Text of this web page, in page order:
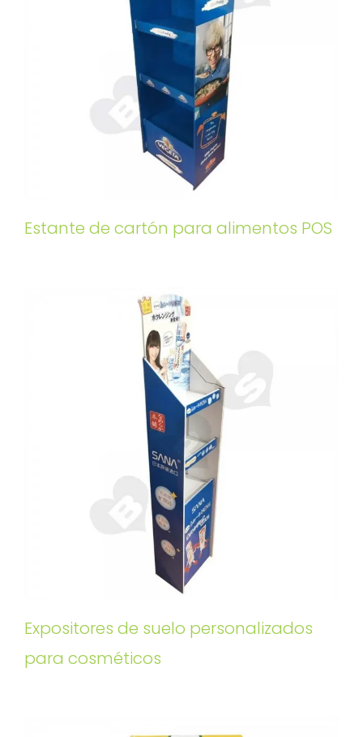
Estante de cartón para alimentos POS
Expositores de suelo personalizados
para cosméticos